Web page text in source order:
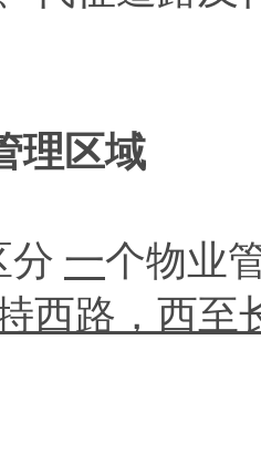
理区域
分 一个物业
西路，西至